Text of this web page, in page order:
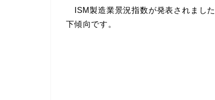
ISM製造業景況指数が発表されまし
下傾向です。